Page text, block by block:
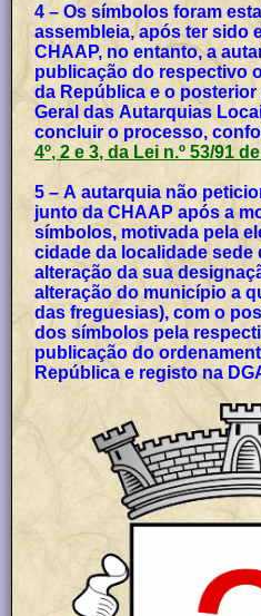
4 – Os símbolos foram
assembleia, após ter sido
CHAAP, no entanto, a
publicação do respectivo
da República e o
Geral das Autarquias
concluir o processo,
4º, 2 e 3, da Lei n.º 53/91
5 – A autarquia não
junto da CHAAP após a
símbolos, motivada pela
cidade da localidade sede
alteração da sua
alteração do município a
das freguesias), com o
dos símbolos pela
publicação do
República e registo na